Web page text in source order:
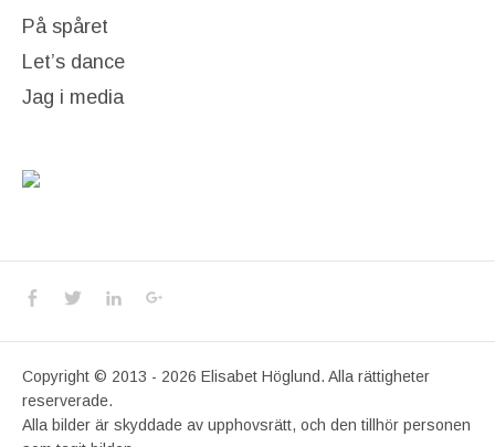
På spåret
Let’s dance
Jag i media
Social Media Profiles
Facebook
TwitterLinkedIn
Copyright © 2013 - 2026 Elisabet Höglund. Alla rättigheter
reserverade.
Alla bilder är skyddade av upphovsrätt, och den tillhör personen